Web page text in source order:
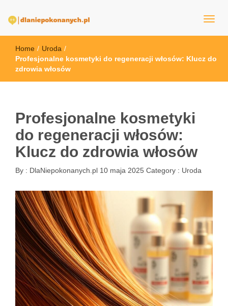
dlaNiepokonanych.pl
Home / Uroda /
Profesjonalne kosmetyki do regeneracji włosów: Klucz do
zdrowia włosów
Profesjonalne kosmetyki
do regeneracji włosów:
Klucz do zdrowia włosów
By : DlaNiepokonanych.pl 10 maja 2025 Category : Uroda